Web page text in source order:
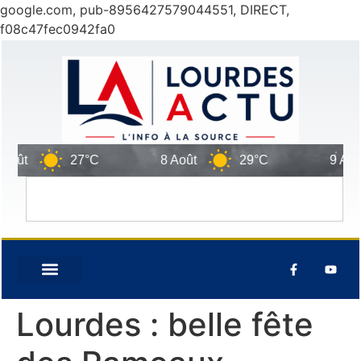
google.com, pub-8956427579044551, DIRECT,
f08c47fec0942fa0
27°C 8 Août 29°C 9 Août
Lourdes : belle fête